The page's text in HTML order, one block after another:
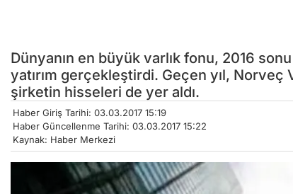
Dünyanın en büyük varlık fonu, 2016
yatırım gerçekleştirdi. Geçen yıl,
şirketin hisseleri de yer aldı.
Haber Giriş Tarihi: 03.03.2017 15:19
Haber Güncellenme Tarihi: 03.03.2017 15:22
Kaynak: Haber Merkezi